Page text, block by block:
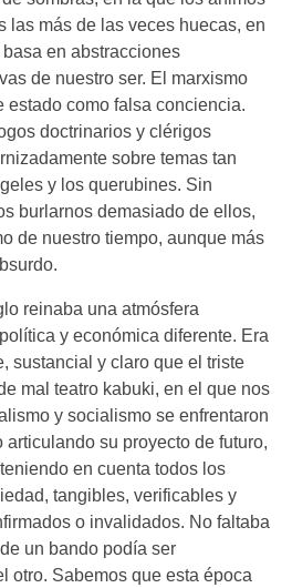
las más de las veces huecas, en
en abstracciones
de nuestro ser. El marxismo
estado como falsa conciencia.
doctrinarios y clérigos
sobre temas tan
y los querubines. Sin
burlarnos demasiado de ellos,
de nuestro tiempo, aunque más
reinaba una atmósfera
y económica diferente. Era
sustancial y claro que el triste
mal teatro kabuki, en el que nos
y socialismo se enfrentaron
su proyecto de futuro,
en cuenta todos los
tangibles, verificables y
o invalidados. No faltaba
un bando podía ser
otro. Sabemos que esta época